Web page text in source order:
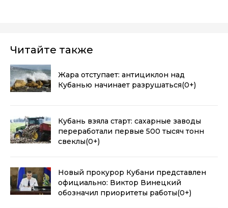
Читайте также
Жара отступает: антициклон над
Кубанью начинает разрушаться(0+)
Кубань взяла старт: сахарные заводы
переработали первые 500 тысяч тонн
свеклы(0+)
Новый прокурор Кубани представлен
официально: Виктор Винецкий
обозначил приоритеты работы(0+)